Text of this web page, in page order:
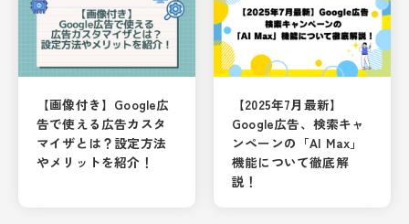
【画像付き】Google広
告で使える広告カスタ
マイザとは？設定方法
やメリットを紹介！
【2025年7月最新】
Google広告、検索キャ
ンペーンの「AI Max」
機能について徹底解
説！